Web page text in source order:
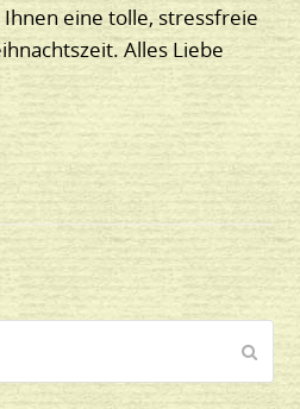
eine tolle, stressfreie
Alles Liebe